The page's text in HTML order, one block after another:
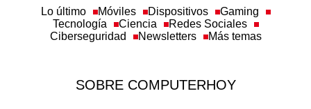
Lo último Móviles Dispositivos
Gaming
Tecnología
Ciencia
Redes Sociales
Ciberseguridad
Newsletters Más temas
SOBRE COMPUTERHOY